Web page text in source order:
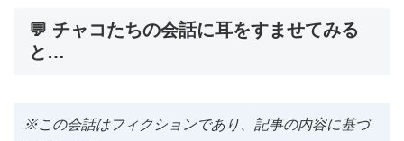
💬 チャコたちの会話に耳をすませてみる
と…
※この会話はフィクションであり、記事の内容に基づ